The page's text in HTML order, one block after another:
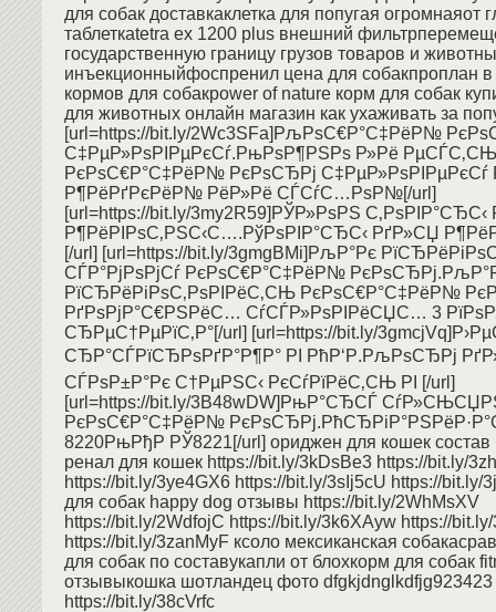
для собак доставкаклетка для попугая огромнаяот
таблеткаtetra ex 1200 plus внешний
государственную границу грузов товаров и
инъекционныйфоспренил цена для собакпроплан в
кормов для собакpower of nature корм для собак
для животных онлайн магазин как ухаживать за
[url=https://bit.ly/2Wc3SFa]РљРѕС€Р°С‡РёР№
С‡РµР»РѕРІРµРєСѓ.РњРѕР¶РЅРѕ Р»Рё РµСЃС‚СЊ
РєРѕС€Р°С‡РёР№ РєРѕСЂРј
Р¶РёРґРєРёР№ РёР»Рё СЃСѓС…РѕР№[/url]
[url=https://bit.ly/3my2R59]РЎР»РѕРЅ
Р¶РёРІРѕС‚РЅС‹С….РўРѕРІР°СЂС‹ РґР»СЏ
[/url] [url=https://bit.ly/3gmgBMi]РљР°Рє
СЃР°РјРѕРјСѓ РєРѕС€Р°С‡РёР№
РїСЂРёРіРѕС‚РѕРІРёС‚СЊ РєРѕС€Р°С‡РёР№
РґРѕРјР°С€РЅРёС… СѓСЃР»РѕРІРёСЏС… 3
СЂРµС†РµРїС‚Р°[/url] [url=https://bit.ly/
СЂР°СЃРїСЂРѕРґР°Р¶Р° РІ РћР‘Р.РљРѕСЂРј
СЃРѕР±Р°Рє С†РµРЅС‹ РєСѓРїРёС‚СЊ РІ [/url]
[url=https://bit.ly/3B48wDW]РњР°СЂСЃ
РєРѕС€Р°С‡РёР№
8220РњРђР РЎ8221[/url] ориджен для кошек состав
ренал для кошек https://bit.ly/3kDsBe3 https://bit.ly/
https://bit.ly/3ye4GX6 https://bit.ly/3sIj5cU https://bit.ly/
для собак happy dog отзывы https://bit.ly/2WhMsXV
https://bit.ly/2WdfojC https://bit.ly/3k6XAyw https://
https://bit.ly/3zanMyF ксоло мексиканская
для собак по составукапли от блохкорм для собак
отзывыкошка шотландец фото dfgkjdnglkdfjg923423
https://bit.ly/38cVrfc